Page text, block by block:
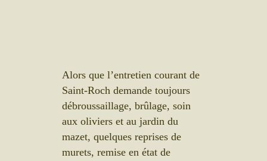
Alors que l’entretien courant de
Saint-Roch demande toujours
débroussaillage, brûlage, soin
aux oliviers et au jardin du
mazet, quelques reprises de
murets, remise en état de